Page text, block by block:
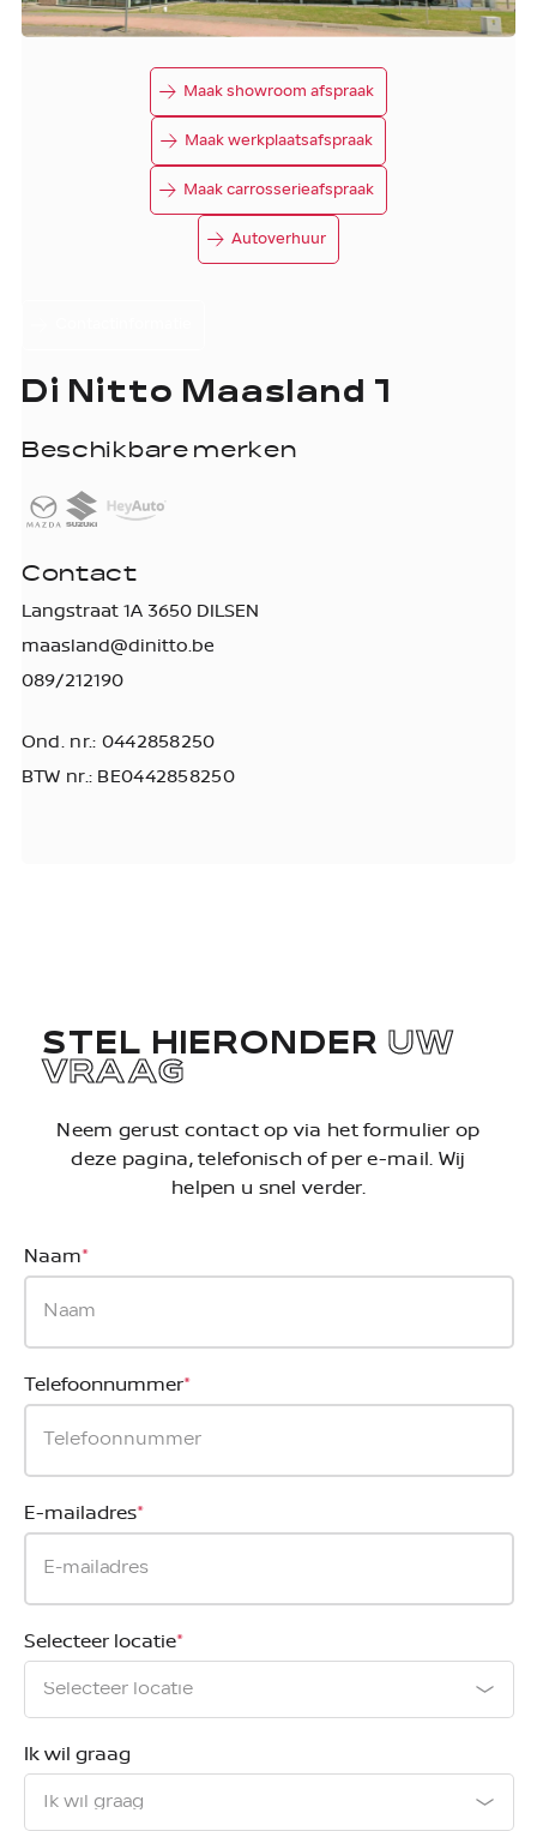
Di Nitto Maasland 1
Beschikbare merken
Contact
Langstraat 1A 3650 DILSEN
maasland@dinitto.be
089/212190
Ond. nr.: 0442858250
BTW nr.: BE0442858250
Maak showroom afspraak
Maak werkplaatsafspraak
Maak carrosserieafspraak
Autoverhuur
STEL HIERONDER UW
VRAAG
Neem gerust contact op via het formulier op
deze pagina, telefonisch of per e-mail. Wij
helpen u snel verder.
Naam*
Telefoonnummer*
E-mailadres*
Selecteer locatie*
Ik wil graag